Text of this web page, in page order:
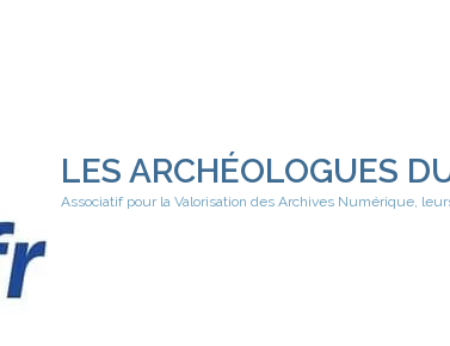
LES ARCHÉOLOGUES
Associatif pour la Valorisation des Archives Numérique,